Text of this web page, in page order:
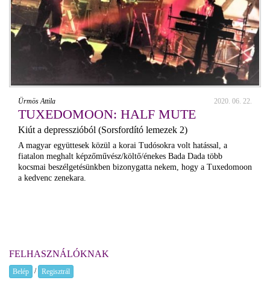
Ürmös Attila 2020. 06. 22.
TUXEDOMOON: HALF MUTE
Kiút a depresszióból (Sorsfordító lemezek 2)
A magyar együttesek közül a korai Tudósokra volt hatással, a
fiatalon meghalt képzőművész/költő/énekes Bada Dada több
kocsmai beszélgetésünkben bizonygatta nekem, hogy a Tuxedomoon
a kedvenc zenekara.
FELHASZNÁLÓKNAK
Belép / Regisztrál